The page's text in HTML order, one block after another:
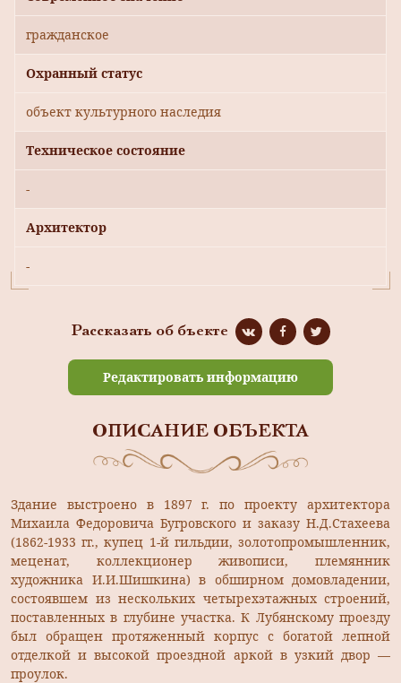
гражданское
Охранный статус
объект культурного наследия
Техническое состояние
-
Архитектор
-
Рассказать об бъекте
Редактировать информацию
ОПИСАНИЕ ОБЪЕКТА
Здание выстроено в 1897 г. по проекту архитектора
Михаила Федоровича Бугровского и заказу Н.Д.Стахеева
(1862-1933 гг., купец 1-й гильдии, золотопромышленник,
меценат, коллекционер живописи, племянник
художника И.И.Шишкина) в обширном домовладении,
состоявшем из нескольких четырехэтажных строений,
поставленных в глубине участка. К Лубянскому проезду
был обращен протяженный корпус с богатой лепной
отделкой и высокой проездной аркой в узкий двор —
проулок.